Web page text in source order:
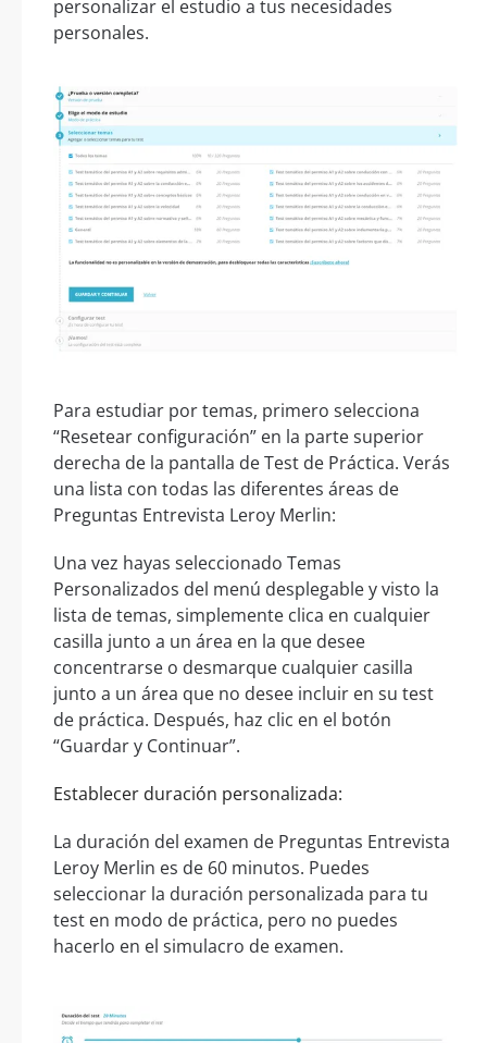
personalizar el estudio a tus necesidades
personales.
Para estudiar por temas, primero selecciona
“Resetear configuración” en la parte superior
derecha de la pantalla de Test de Práctica. Verás
una lista con todas las diferentes áreas de
Preguntas Entrevista Leroy Merlin:
Una vez hayas seleccionado Temas
Personalizados del menú desplegable y visto la
lista de temas, simplemente clica en cualquier
casilla junto a un área en la que desee
concentrarse o desmarque cualquier casilla
junto a un área que no desee incluir en su test
de práctica. Después, haz clic en el botón
“Guardar y Continuar”.
Establecer duración personalizada:
La duración del examen de Preguntas Entrevista
Leroy Merlin es de 60 minutos. Puedes
seleccionar la duración personalizada para tu
test en modo de práctica, pero no puedes
hacerlo en el simulacro de examen.